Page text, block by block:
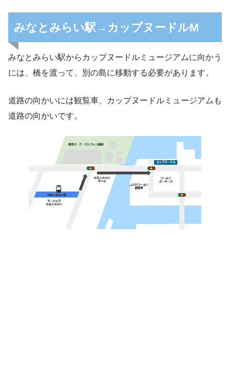
みなとみらい駅→カップヌードルM
みなとみらい駅からカップヌードルミュージアムに向かう
には、橋を渡って、別の島に移動する必要があります。
道路の向かいには観覧車、カップヌードルミュージアムも
道路の向かいです。